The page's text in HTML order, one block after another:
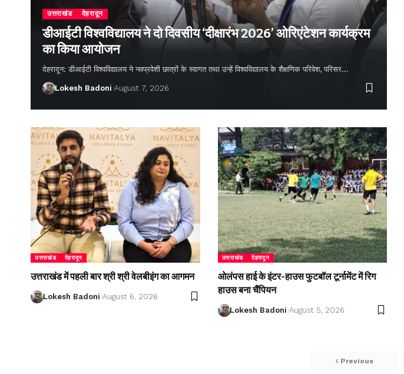
उत्तराखंड देहरादून
डीआईटी विश्वविद्यालय ने दो दिवसीय ‘दीक्षारंभ 2026’ ओरिएंटेशन कार्यक्रम
का किया आयोजन
देहरादून: डीआईटी विश्वविद्यालय ने नवप्रवेशी छात्रों के स्वागत तथा उन्हें विश्वविद्यालय के शैक्षणिक परिवेश, परिसर…
Lokesh Badoni August 7, 2026
उत्तराखंड देहरादून
उत्तराखंड में पहली बार श्री श्री वेलबीइंग का आगमन
Lokesh Badoni August 6, 2026
उत्तराखंड देहरादून
ओलंपस हाई के इंटर-हाउस फुटबॉल टूर्नामेंट में रिग
हाउस बना चैंपियन
Lokesh Badoni August 5, 2026
Previous